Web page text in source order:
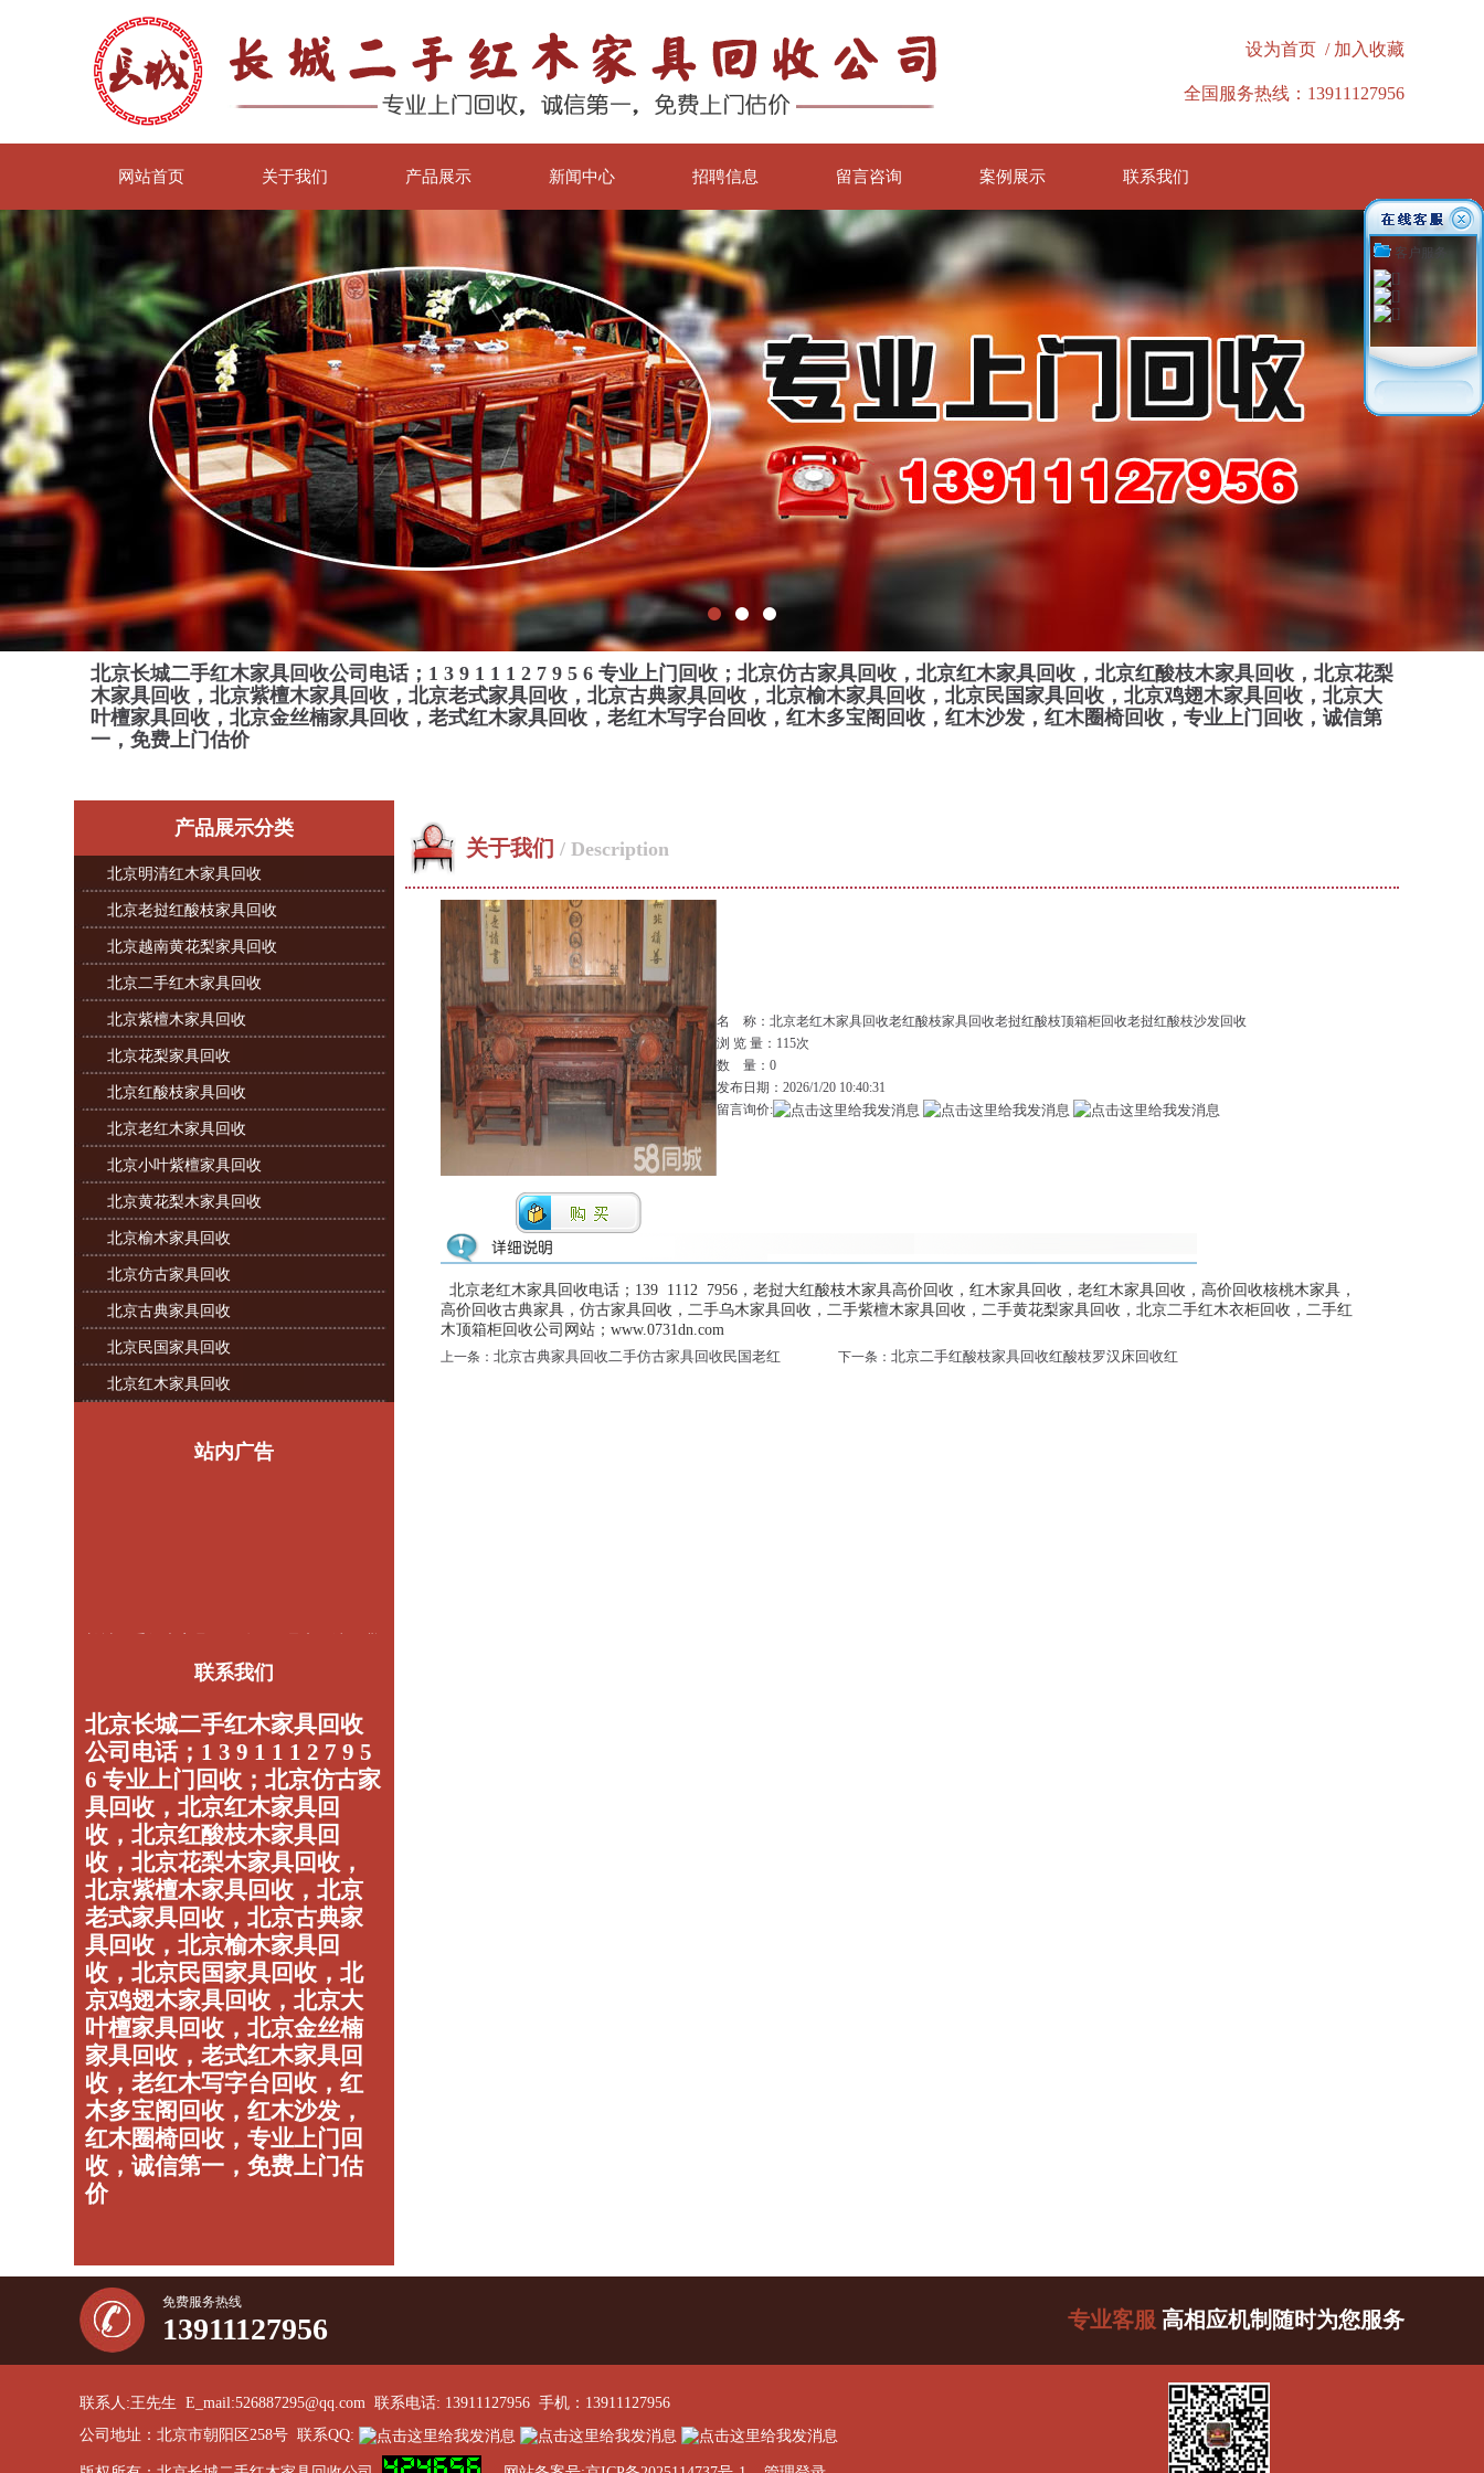
设为首页 / 加入收藏
全国服务热线：13911127956
网站首页 关于我们 产品展示 新闻中心 招聘信息 留言咨询 案例展示 联系我们
北京长城二手红木家具回收公司电话； 1 3 9 1 1 1 2 7 9 5 6 专业上门回收；北京仿古家具回收，北京红木家具回收，北京红酸枝木家具回收，北京花梨
木家具回收，北京紫檀木家具回收，北京老式家具回收，北京古典家具回收，北京榆木家具回收，北京民国家具回收，北京鸡翅木家具回收，北京大
叶檀家具回收，北京金丝楠家具回收，老式红木家具回收，老红木写字台回收，红木多宝阁回收，红木沙发，红木圈椅回收，专业上门回收，诚信第
一，免费上门估价
产品展示分类
北京明清红木家具回收
北京老挝红酸枝家具回收
北京越南黄花梨家具回收
北京二手红木家具回收
北京紫檀木家具回收
北京花梨家具回收
北京红酸枝家具回收
北京老红木家具回收
北京小叶紫檀家具回收
北京黄花梨木家具回收
北京榆木家具回收
北京仿古家具回收
北京古典家具回收
北京民国家具回收
北京红木家具回收
站内广告
长城二手红木家具回收公司，是京，津，冀
最大的二手回收平台，为广大客户提供专业
联系我们
北京长城二手红木家具回收
公司电话；1 3 9 1 1 1 2 7 9 5
6 专业上门回收；北京仿古家
具回收，北京红木家具回
收，北京红酸枝木家具回
收，北京花梨木家具回收，
北京紫檀木家具回收，北京
老式家具回收，北京古典家
具回收，北京榆木家具回
收，北京民国家具回收，北
京鸡翅木家具回收，北京大
叶檀家具回收，北京金丝楠
家具回收，老式红木家具回
收，老红木写字台回收，红
木多宝阁回收，红木沙发，
红木圈椅回收，专业上门回
收，诚信第一，免费上门估
价
关于我们 / Description
名 称：北京老红木家具回收老红酸枝家具回收老挝红酸枝顶箱柜回收老挝红酸枝沙发回收
浏 览 量： 115次
数 量：0
发布日期：2026/1/20 10:40:31
留言询价:
北京老红木家具回收电话；139 1112 7956，老挝大红酸枝木家具高价回收，红木家具回收，老红木家具回收，高价回收核桃木家具，
高价回收古典家具，仿古家具回收，二手乌木家具回收，二手紫檀木家具回收，二手黄花梨家具回收，北京二手红木衣柜回收，二手红
木顶箱柜回收公司网站；www.0731dn.com
上一条： 北京古典家具回收二手仿古家具回收民国老红 下一条： 北京二手红酸枝家具回收红酸枝罗汉床回收红
免费服务热线
13911127956 专业客服 高相应机制随时为您服务
联系人:王先生 E_mail:526887295@qq.com 联系电话: 13911127956 手机：13911127956
公司地址：北京市朝阳区258号 联系QQ:
客户服务